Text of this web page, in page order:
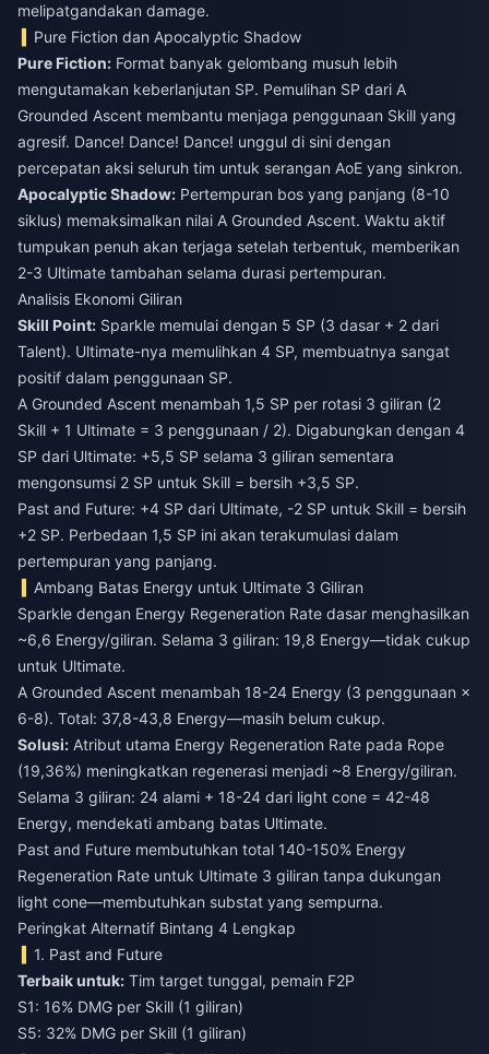
melipatgandakan damage.
Pure Fiction dan Apocalyptic Shadow
Pure Fiction: Format banyak gelombang musuh lebih
mengutamakan keberlanjutan SP. Pemulihan SP dari A
Grounded Ascent membantu menjaga penggunaan Skill yang
agresif. Dance! Dance! Dance! unggul di sini dengan
percepatan aksi seluruh tim untuk serangan AoE yang sinkron.
Apocalyptic Shadow: Pertempuran bos yang panjang (8-10
siklus) memaksimalkan nilai A Grounded Ascent. Waktu aktif
tumpukan penuh akan terjaga setelah terbentuk, memberikan
2-3 Ultimate tambahan selama durasi pertempuran.
Analisis Ekonomi Giliran
Skill Point: Sparkle memulai dengan 5 SP (3 dasar + 2 dari
Talent). Ultimate-nya memulihkan 4 SP, membuatnya sangat
positif dalam penggunaan SP.
A Grounded Ascent menambah 1,5 SP per rotasi 3 giliran (2
Skill + 1 Ultimate = 3 penggunaan / 2). Digabungkan dengan 4
SP dari Ultimate: +5,5 SP selama 3 giliran sementara
mengonsumsi 2 SP untuk Skill = bersih +3,5 SP.
Past and Future: +4 SP dari Ultimate, -2 SP untuk Skill = bersih
+2 SP. Perbedaan 1,5 SP ini akan terakumulasi dalam
pertempuran yang panjang.
Ambang Batas Energy untuk Ultimate 3 Giliran
Sparkle dengan Energy Regeneration Rate dasar menghasilkan
~6,6 Energy/giliran. Selama 3 giliran: 19,8 Energy—tidak cukup
untuk Ultimate.
A Grounded Ascent menambah 18-24 Energy (3 penggunaan ×
6-8). Total: 37,8-43,8 Energy—masih belum cukup.
Solusi: Atribut utama Energy Regeneration Rate pada Rope
(19,36%) meningkatkan regenerasi menjadi ~8 Energy/giliran.
Selama 3 giliran: 24 alami + 18-24 dari light cone = 42-48
Energy, mendekati ambang batas Ultimate.
Past and Future membutuhkan total 140-150% Energy
Regeneration Rate untuk Ultimate 3 giliran tanpa dukungan
light cone—membutuhkan substat yang sempurna.
Peringkat Alternatif Bintang 4 Lengkap
1. Past and Future
Terbaik untuk: Tim target tunggal, pemain F2P
S1: 16% DMG per Skill (1 giliran)
S5: 32% DMG per Skill (1 giliran)